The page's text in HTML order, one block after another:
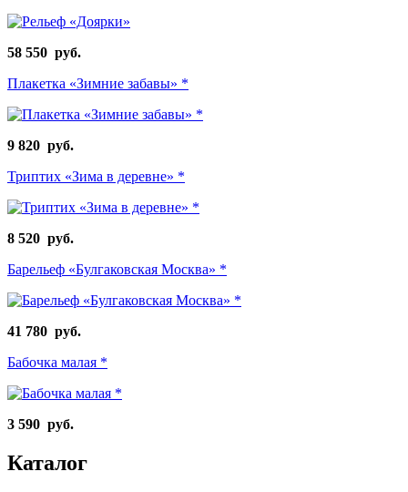
58 550 руб.
Плакетка «Зимние забавы» *
9 820 руб.
Триптих «Зима в деревне» *
8 520 руб.
Барельеф «Булгаковская Москва» *
41 780 руб.
Бабочка малая *
3 590 руб.
Каталог